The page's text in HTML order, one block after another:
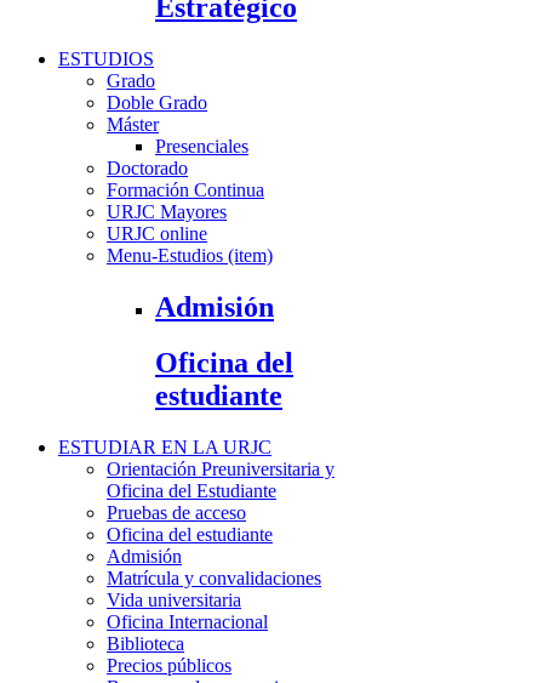
Estratégico
ESTUDIOS
Grado
Doble Grado
Máster
Presenciales
Doctorado
Formación Continua
URJC Mayores
URJC online
Menu-Estudios (item)
Admisión
Oficina del
estudiante
ESTUDIAR EN LA URJC
Orientación Preuniversitaria y
Oficina del Estudiante
Pruebas de acceso
Oficina del estudiante
Admisión
Matrícula y convalidaciones
Vida universitaria
Oficina Internacional
Biblioteca
Precios públicos